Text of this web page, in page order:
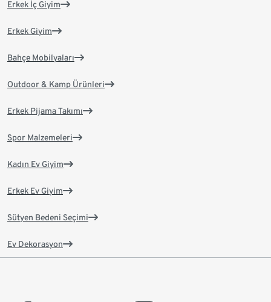
Erkek İç Giyim
Erkek Giyim
Bahçe Mobilyaları
Outdoor & Kamp Ürünleri
Erkek Pijama Takımı
Spor Malzemeleri
Kadın Ev Giyim
Erkek Ev Giyim
Sütyen Bedeni Seçimi
Ev Dekorasyon